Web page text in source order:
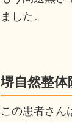
ました。
堺自然整体
この患者さん